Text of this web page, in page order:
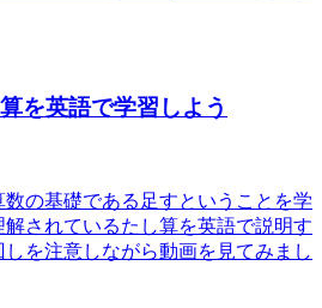
を英語で学習しよう
の基礎である足すということを学
されているたし算を英語で説明す
を注意しながら動画を見てみまし